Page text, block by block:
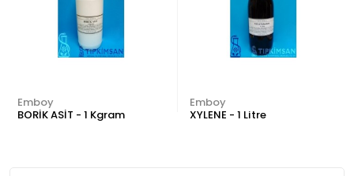
Emboy
BORİK ASİT - 1 Kgram
Emboy
XYLENE - 1 Litre